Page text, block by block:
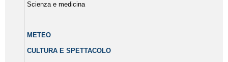
Scienza e medicina
METEO
CULTURA E SPETTACOLO